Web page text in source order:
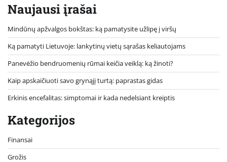
Naujausi įrašai
Mindūnų apžvalgos bokštas: ką pamatysite užlipę į viršų
Ką pamatyti Lietuvoje: lankytinų vietų sąrašas keliautojams
Panevėžio bendruomenių rūmai keičia veiklą: ką žinoti?
Kaip apskaičiuoti savo grynąjį turtą: paprastas gidas
Erkinis encefalitas: simptomai ir kada nedelsiant kreiptis
Kategorijos
Finansai
Grožis